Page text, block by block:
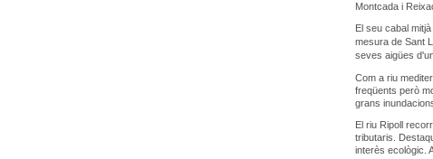
Montcada i
El seu cabal
mesura de Sant
seves aigües
Com a riu
freqüents però
grans
El riu Ripoll
tributaris.
interès ecològic.